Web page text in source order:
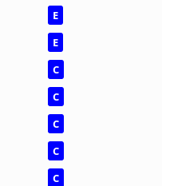
E
E
C
C
C
C
C